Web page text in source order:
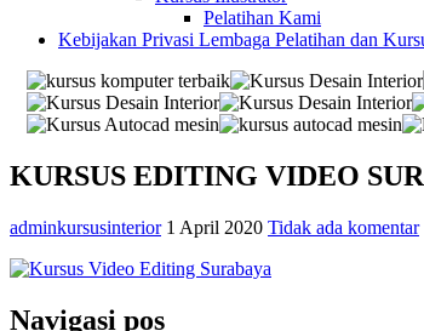
Pelatihan Kami
Kebijakan Privasi Lembaga Pelatihan dan
KURSUS EDITING VIDEO
adminkursusinterior 1 April 2020 Tidak ada komentar
Navigasi pos